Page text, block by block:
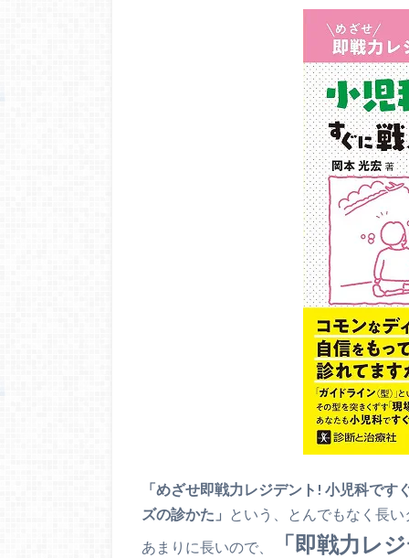
「めざせ即戦力レジデント! 小児科で
ズの診かた」
という、とんでもなく長
あまりに長いので、
「即戦力レ